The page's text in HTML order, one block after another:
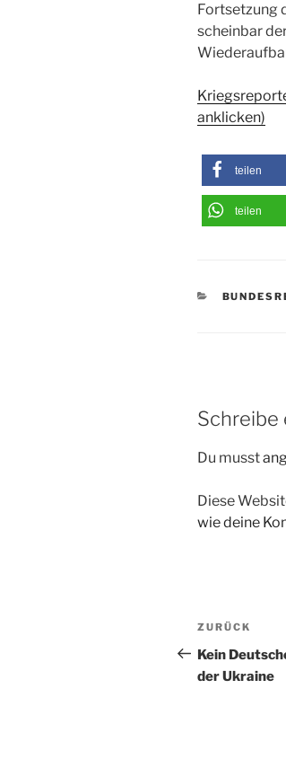
Fortsetzung
scheinbar
anklicken)
teilen
teilen
Schreibe
Du musst
Diese
wie deine
Vorheriger
Beitrag
ZURÜCK
Kein
der Ukraine